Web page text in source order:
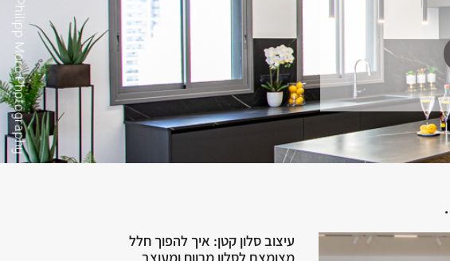
עיצוב סלון קטן: איך להפוך חלל